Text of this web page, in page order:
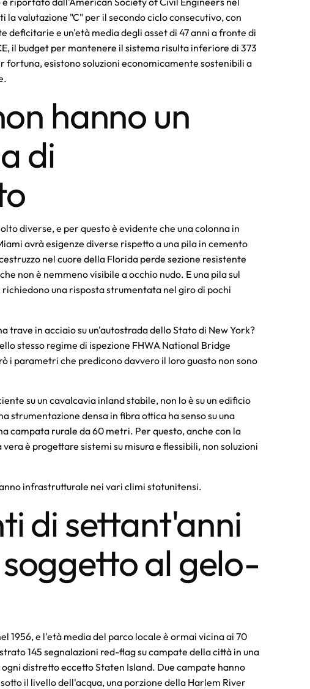
la valutazione "C" per il secondo ciclo consecutivo, con
e un'età media degli asset di 47 anni a fronte di
il budget per mantenere il sistema risulta inferiore di 373
esistono soluzioni economicamente sostenibili a
hanno un
di
diverse, e per questo è evidente che una colonna in
avrà esigenze diverse rispetto a una pila in cemento
nel cuore della Florida perde sezione resistente
non è nemmeno visibile a occhio nudo. E una pila sul
una risposta strumentata nel giro di pochi
trave in acciaio su un'autostrada dello Stato di New York?
stesso regime di ispezione FHWA National Bridge
i parametri che predicono davvero il loro guasto non sono
su un cavalcavia inland stabile, non lo è su un edificio
strumentazione densa in fibra ottica ha senso su una
campata rurale da 60 metri. Per questo, anche con la
è progettare sistemi su misura e flessibili, non soluzioni
infrastrutturale nei vari climi statunitensi.
di settant'anni
al gelo-
1956, e l'età media del parco locale è ormai vicina ai 70
145 segnalazioni red-flag su campate della città in una
distretto eccetto Staten Island. Due campate hanno
il livello dell'acqua, una porzione della Harlem River